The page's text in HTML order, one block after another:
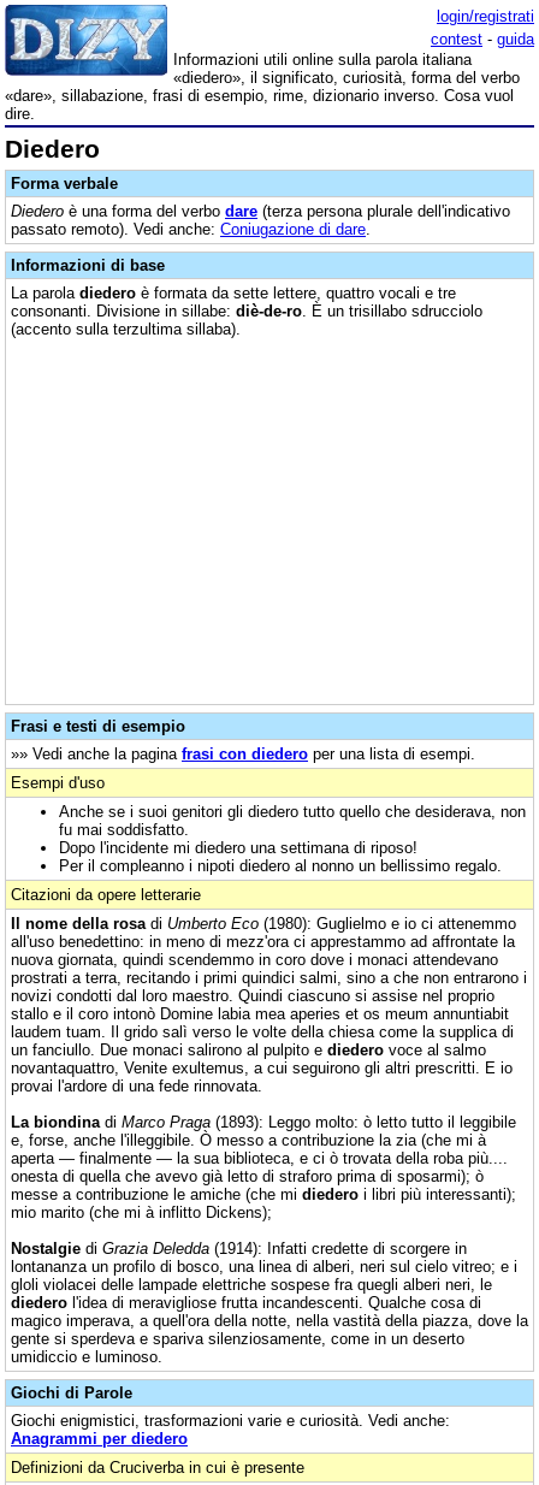
login/registrati
contest - guida
Informazioni utili online sulla parola italiana
«diedero», il significato, curiosità, forma del verbo
«dare», sillabazione, frasi di esempio, rime, dizionario inverso. Cosa vuol
dire.
Diedero
Forma verbale
Diedero è una forma del verbo dare (terza persona plurale dell'indicativo
passato remoto). Vedi anche: Coniugazione di dare
Informazioni di base
La parola diedero è formata da sette lettere, quattro vocali e tre
consonanti. Divisione in sillabe: diè-de-ro . È un trisillabo sdrucciolo
(accento sulla terzultima sillaba).
Frasi e testi di esempio
»» Vedi anche la pagina frasi con diedero per una lista di esempi.
Esempi d'uso
Anche se i suoi genitori gli diedero tutto quello che desiderava, non
fu mai soddisfatto.
Dopo l'incidente mi diedero una settimana di riposo!
Per il compleanno i nipoti diedero al nonno un bellissimo regalo.
Citazioni da opere letterarie
Il nome della rosa di Umberto Eco (1980): Guglielmo e io ci attenemmo
all'uso benedettino: in meno di mezz'ora ci apprestammo ad affrontate la
nuova giornata, quindi scendemmo in coro dove i monaci attendevano
prostrati a terra, recitando i primi quindici salmi, sino a che non entrarono i
novizi condotti dal loro maestro. Quindi ciascuno si assise nel proprio
stallo e il coro intonò Domine labia mea aperies et os meum annuntiabit
laudem tuam. Il grido salì verso le volte della chiesa come la supplica di
un fanciullo. Due monaci salirono al pulpito e diedero voce al salmo
novantaquattro, Venite exultemus, a cui seguirono gli altri prescritti. E io
provai l'ardore di una fede rinnovata.
La biondina di Marco Praga (1893): Leggo molto: ò letto tutto il leggibile
e, forse, anche l'illeggibile. Ò messo a contribuzione la zia (che mi à
aperta — finalmente — la sua biblioteca, e ci ò trovata della roba più....
onesta di quella che avevo già letto di straforo prima di sposarmi); ò
messe a contribuzione le amiche (che mi diedero i libri più interessanti);
mio marito (che mi à inflitto Dickens);
Nostalgie di Grazia Deledda (1914): Infatti credette di scorgere in
lontananza un profilo di bosco, una linea di alberi, neri sul cielo vitreo; e i
gloli violacei delle lampade elettriche sospese fra quegli alberi neri, le
diedero l'idea di meravigliose frutta incandescenti. Qualche cosa di
magico imperava, a quell'ora della notte, nella vastità della piazza, dove la
gente si sperdeva e spariva silenziosamente, come in un deserto
umidiccio e luminoso.
Giochi di Parole
Giochi enigmistici, trasformazioni varie e curiosità. Vedi anche:
Anagrammi per diedero
Definizioni da Cruciverba in cui è presente